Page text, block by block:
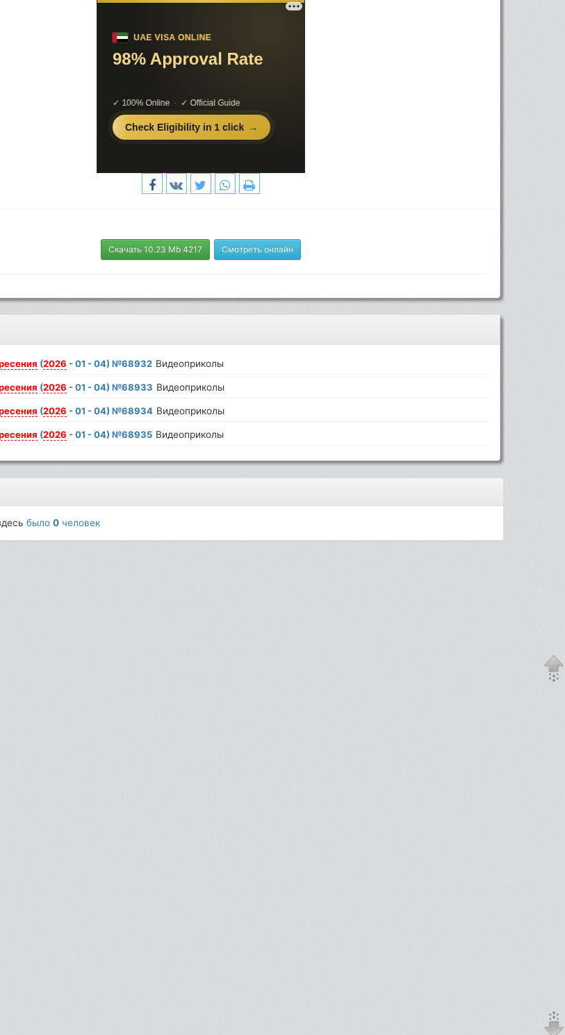
Скачать 10.23 Mb 4217 Смотреть онлайн
(2026 - 01 - 04) №68932 Видеоприколы
(2026 - 01 - 04) №68933 Видеоприколы
(2026 - 01 - 04) №68934 Видеоприколы
(2026 - 01 - 04) №68935 Видеоприколы
было0 человек